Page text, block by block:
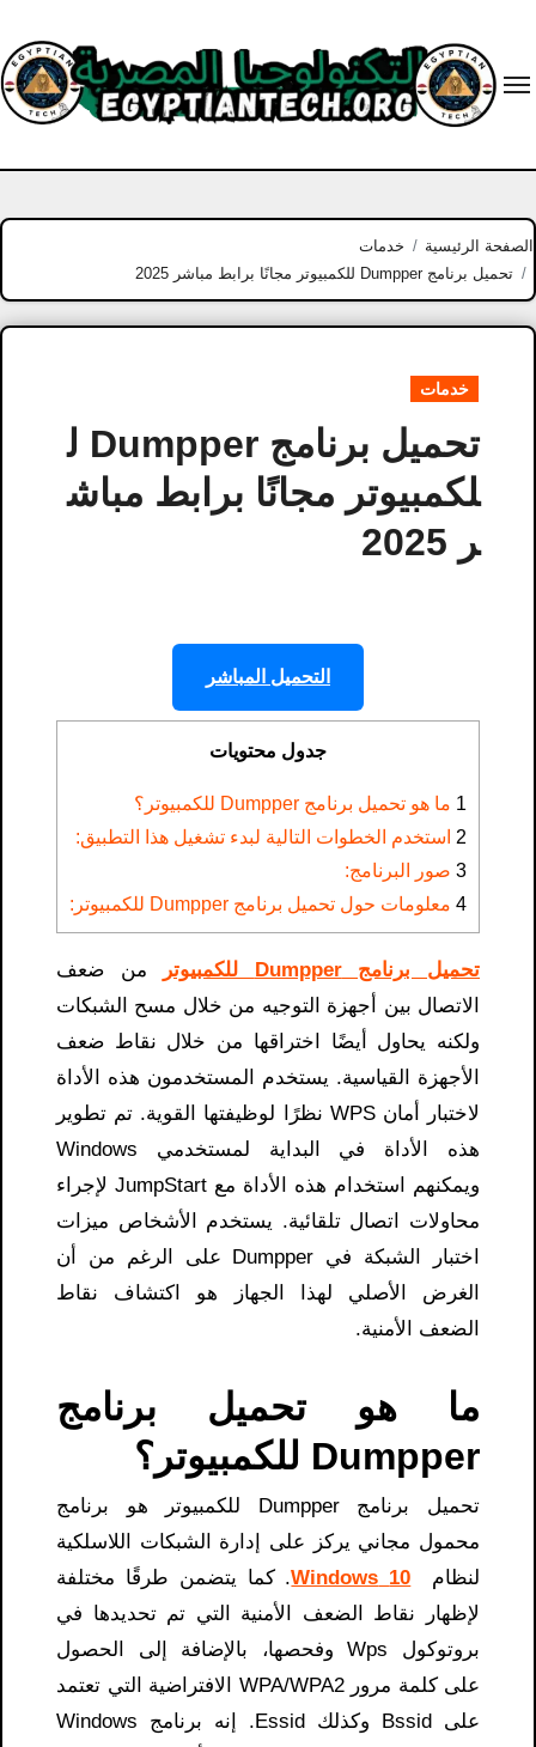
content
الصفحة الرئيسية
خدمات
تحميل برنامج Dumpper للكمبيوتر مجانًا برابط مباشر 2025
خدمات
تحميل برنامج Dumpper ل
لكمبيوتر مجانًا برابط مباش
ر 2025
التحميل المباشر
جدول محتويات
1 ما هو تحميل برنامج Dumpper للكمبيوتر؟
2 استخدم الخطوات التالية لبدء تشغيل هذا التطبيق:
3 صور البرنامج:
4 معلومات حول تحميل برنامج Dumpper للكمبيوتر​​:
تحميل برنامج Dumpper للكمبيوتر
من ضعف
الاتصال بين أجهزة التوجيه من خلال مسح الشبكات
ولكنه يحاول أيضًا اختراقها من خلال نقاط ضعف
الأجهزة القياسية. يستخدم المستخدمون هذه الأداة
لاختبار أمان WPS نظرًا لوظيفتها القوية. تم تطوير
هذه الأداة في البداية لمستخدمي Windows
ويمكنهم استخدام هذه الأداة مع JumpStart لإجراء
محاولات اتصال تلقائية. يستخدم الأشخاص ميزات
اختبار الشبكة في Dumpper على الرغم من أن
الغرض الأصلي لهذا الجهاز هو اكتشاف نقاط
الضعف الأمنية.
ما هو تحميل برنامج
Dumpper للكمبيوتر؟
تحميل برنامج Dumpper للكمبيوتر​ هو برنامج
محمول مجاني يركز على إدارة الشبكات اللاسلكية
لنظام 10 Windows
. كما يتضمن طرقًا مختلفة
لإظهار نقاط الضعف الأمنية التي تم تحديدها في
بروتوكول Wps وفحصها، بالإضافة إلى الحصول
على كلمة مرور WPA/WPA2 الافتراضية التي تعتمد
على Bssid وكذلك Essid. إنه برنامج Windows